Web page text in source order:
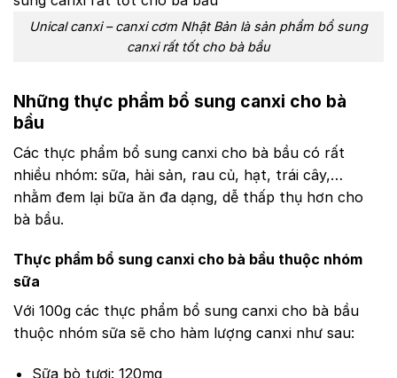
Unical canxi – canxi cơm Nhật Bản là sản phẩm bổ sung
canxi rất tốt cho bà bầu
Những thực phẩm bổ sung canxi cho bà
bầu
Các thực phẩm bổ sung canxi cho bà bầu có rất
nhiều nhóm: sữa, hải sản, rau củ, hạt, trái cây,…
nhằm đem lại bữa ăn đa dạng, dễ thấp thụ hơn cho
bà bầu.
Thực phẩm bổ sung canxi cho bà bầu thuộc nhóm
sữa
Với 100g các thực phẩm bổ sung canxi cho bà bầu
thuộc nhóm sữa sẽ cho hàm lượng canxi như sau:
Sữa bò tươi: 120mg